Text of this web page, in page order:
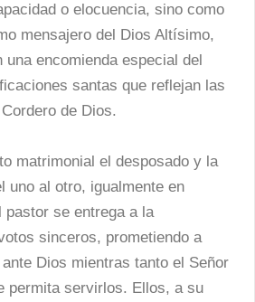
o elocuencia, sino como
mensajero del Dios Altísimo,
una encomienda especial del
santas que reflejan las
de Dios.
matrimonial el desposado y la
uno al otro, igualmente en
pastor se entrega a la
sinceros, prometiendo a
Dios mientras tanto el Señor
permita servirlos. Ellos, a su